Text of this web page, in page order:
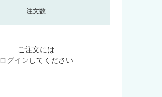
注文数
ご注文には
ログイン してください